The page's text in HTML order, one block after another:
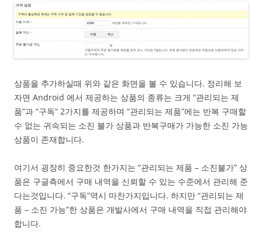
상품을 추가하실때 위와 같은 화면을 볼 수 있습니다. 정리해 보
자면 Android 에서 제공하는 상품의 종류는 크게 “관리되는 제
품”과 “구독” 2가지를 제공하며 “관리되는 제품”에는 반복 구매할
수 없는 귀속되는 소진 불가 상품과 반복구매가 가능한 소진 가능
상품이 존재합니다.
여기서 굉장히 중요한것 한가지는 “관리되는 제품 – 소진불가” 상
품은 구글측에서 구매 내역을 신뢰할 수 있는 수준에서 관리해 준
다는것입니다. “구독”역시 마찬가지입니다. 하지만 “관리되는 제
품 – 소진 가능”한 상품은 개발사에서 구매 내역을 직접 관리해야
합니다.